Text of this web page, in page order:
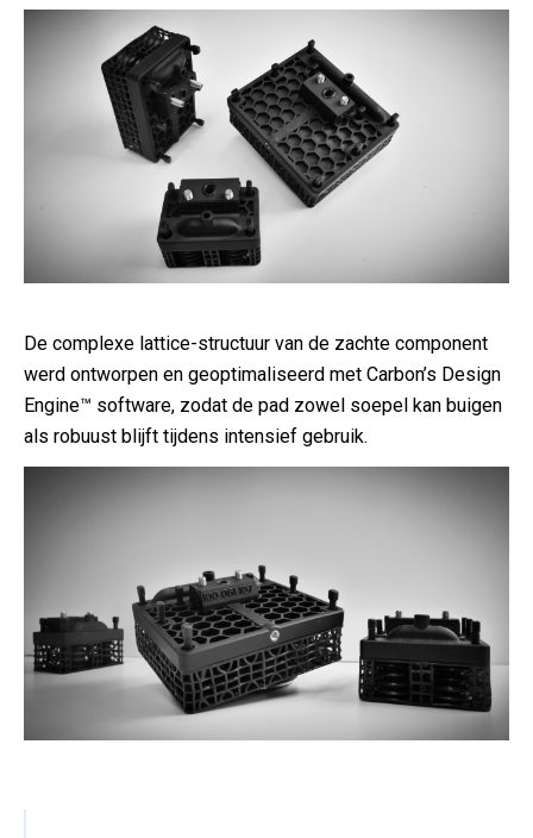
De complexe lattice-structuur van de zachte component
werd ontworpen en geoptimaliseerd met Carbon’s Design
Engine™ software, zodat de pad zowel soepel kan buigen
als robuust blijft tijdens intensief gebruik.